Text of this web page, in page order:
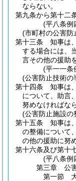
ならない。
第九条から第十二
(平八条例
(市町村の公害防
第十三条
知事は
する場合には、
言その他の援助
(平一一条
(公害防止技術の
第十四条
知事は
について、助言
努めなければな
(公害防止施設の
第十五条
知事は
の整備について
の他の援助に努
第十六条及び第十
(平八条例
第三章
公
第一節